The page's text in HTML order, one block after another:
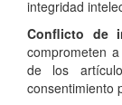
integridad
Conflicto de
comprometen
de los
consentimiento